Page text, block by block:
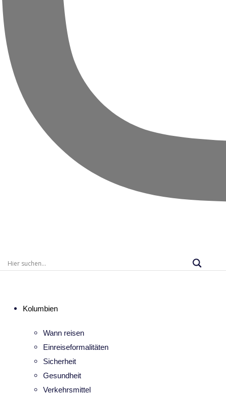
Kolumbien
Wann reisen
Einreiseformalitäten
Sicherheit
Gesundheit
Verkehrsmittel